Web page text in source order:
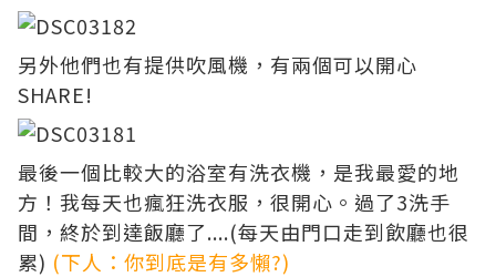
另外他們也有提供吹風機，有兩個可以開心
SHARE!
最後一個比較大的浴室有洗衣機，是我最愛的地
方！我每天也瘋狂洗衣服，很開心。過了3洗手
間，終於到達飯廳了....(每天由門口走到飲廳也很
累) (下人：你到底是有多懶?)